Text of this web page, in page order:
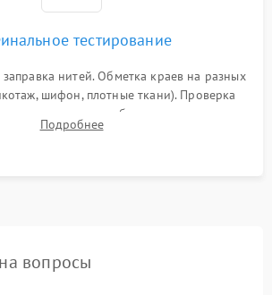
тестирование
нитей. Обметка краев на разных
шифон, плотные ткани). Проверка
шва, работы ролевого шва и
стягивания или волнистости ткани.
Подробнее
вопросы